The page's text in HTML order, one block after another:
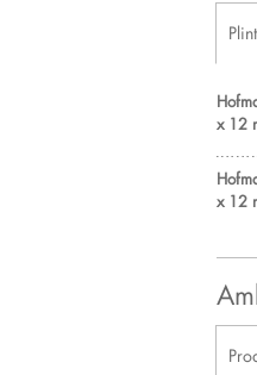
x 12
x 12